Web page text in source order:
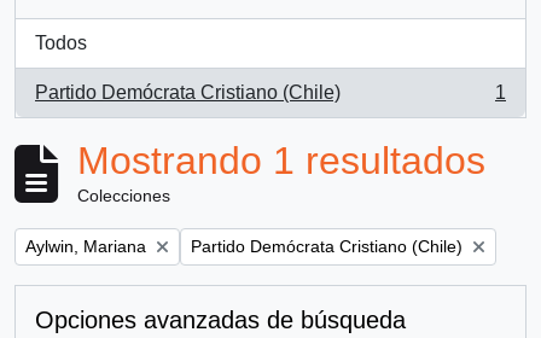
Todos
Partido Demócrata Cristiano (Chile)
, 1 resultados
1
Mostrando 1 resultados
Colecciones
Remove filter:
Aylwin, Mariana Remove filter:
Partido Demócrata Cristiano (Chile)
Opciones avanzadas de búsqueda